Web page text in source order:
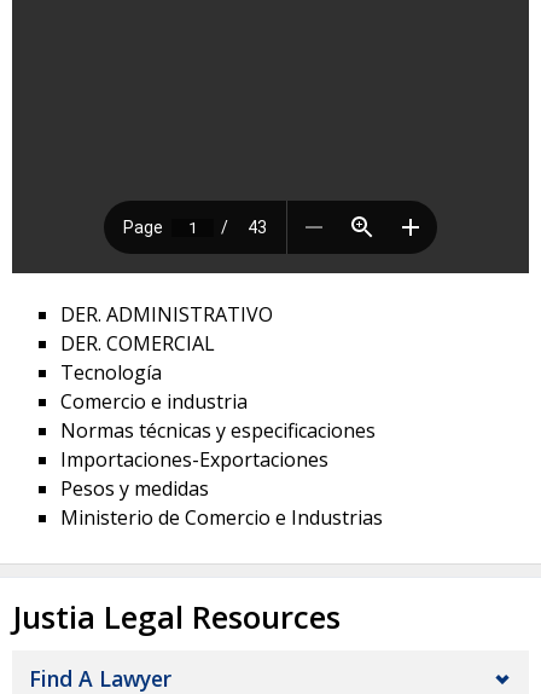
DER. ADMINISTRATIVO
DER. COMERCIAL
Tecnología
Comercio e industria
Normas técnicas y especificaciones
Importaciones-Exportaciones
Pesos y medidas
Ministerio de Comercio e Industrias
Justia Legal Resources
Find A Lawyer